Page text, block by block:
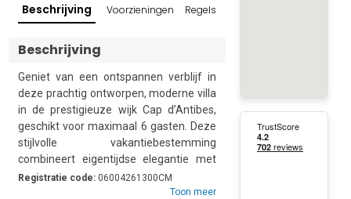
Beschrijving Voorzieningen Regels en beleid
Beschrijving
Geniet van een ontspannen verblijf in
deze prachtig ontworpen, moderne villa
in de prestigieuze wijk Cap d’Antibes,
geschikt voor maximaal 6 gasten. Deze
stijlvolle vakantiebestemming
combineert eigentijdse elegantie met
comfort en is perfect voor gezinnen of
vrienden die op zoek zijn naar een
Registratie code: 06004261300CM
Toon meer